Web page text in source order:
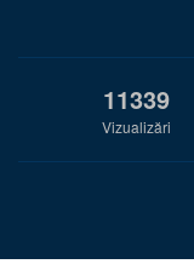
11339
Vizualizări